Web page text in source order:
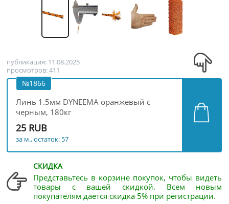
публикация: 11.08.2025
просмотров: 411
№1866
Линь 1.5мм DYNEEMA оранжевый с
черным, 180кг
25 RUB
за м., остаток: 57
СКИДКА
Представьтесь в корзине покупок, чтобы видеть
товары с вашей скидкой. Всем новым
покупателям дается скидка 5% при регистрации.